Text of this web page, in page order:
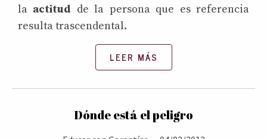
la actitud de la persona que es referencia
resulta trascendental.
LEER MÁS
Dónde está el peligro